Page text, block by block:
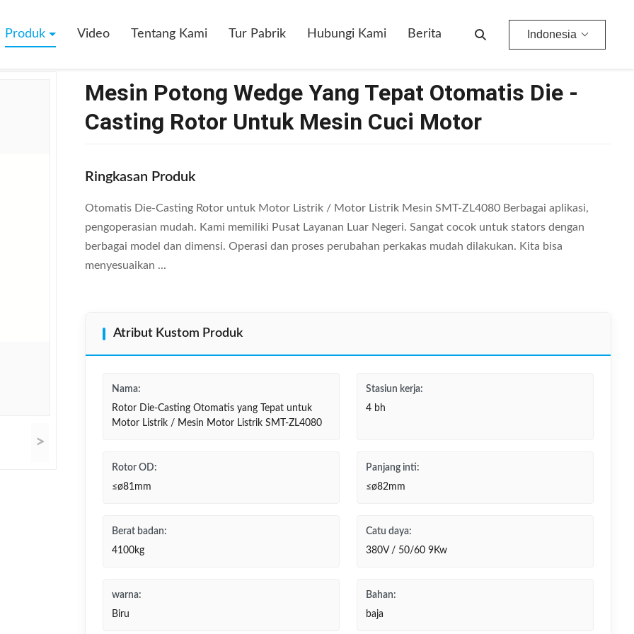
Produk Video Tentang Kami Tur Pabrik Hubungi Kami Berita Indonesia
>
Mesin Potong Wedge Yang Tepat Otomatis Die -
Casting Rotor Untuk Mesin Cuci Motor
Ringkasan Produk
Otomatis Die-Casting Rotor untuk Motor Listrik / Motor Listrik Mesin SMT-ZL4080 Berbagai aplikasi,
pengoperasian mudah. Kami memiliki Pusat Layanan Luar Negeri. Sangat cocok untuk stators dengan
berbagai model dan dimensi. Operasi dan proses perubahan perkakas mudah dilakukan. Kita bisa
menyesuaikan ...
Atribut Kustom Produk
Nama:
Rotor Die-Casting Otomatis yang Tepat untuk
Motor Listrik / Mesin Motor Listrik SMT-ZL4080
Stasiun kerja:
4 bh
Rotor OD:
≤ø81mm
Panjang inti:
≤ø82mm
Berat badan:
4100kg
Catu daya:
380V / 50/60 9Kw
warna:
Biru
Bahan:
baja